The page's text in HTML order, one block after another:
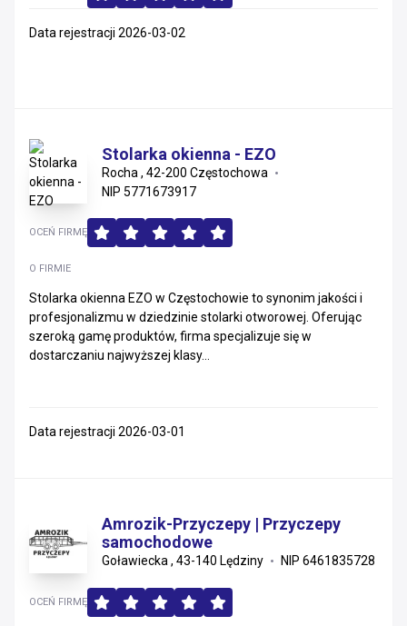
Data rejestracji 2026-03-02
Stolarka okienna - EZO
Rocha , 42-200 Częstochowa
NIP 5771673917
O FIRMIE
Stolarka okienna EZO w Częstochowie to synonim jakości i
profesjonalizmu w dziedzinie stolarki otworowej. Oferując
szeroką gamę produktów, firma specjalizuje się w
dostarczaniu najwyższej klasy...
OCEŃ FIRMĘ
Data rejestracji 2026-03-01
Amrozik-Przyczepy | Przyczepy
samochodowe
Goławiecka , 43-140 Lędziny NIP 6461835728
OCEŃ FIRMĘ